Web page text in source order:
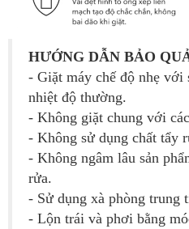
HƯỚNG DẪN BẢO
- Giặt máy chế độ nhẹ với
nhiệt độ thường.
- Không giặt chung với
- Không sử dụng chất tẩy
- Không ngâm lâu sản
rửa.
- Sử dụng xà phòng trung
- Lộn trái và phơi bằng